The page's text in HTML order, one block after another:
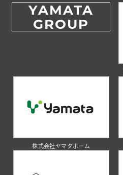
YAMATA
GROUP
株式会社ヤマタホーム